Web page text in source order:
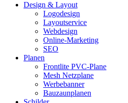
Design & Layout
Logodesign
Layoutservice
Webdesign
Online-Marketing
SEO
Planen
Frontlite PVC-Plane
Mesh Netzplane
Werbebanner
Bauzaunplanen